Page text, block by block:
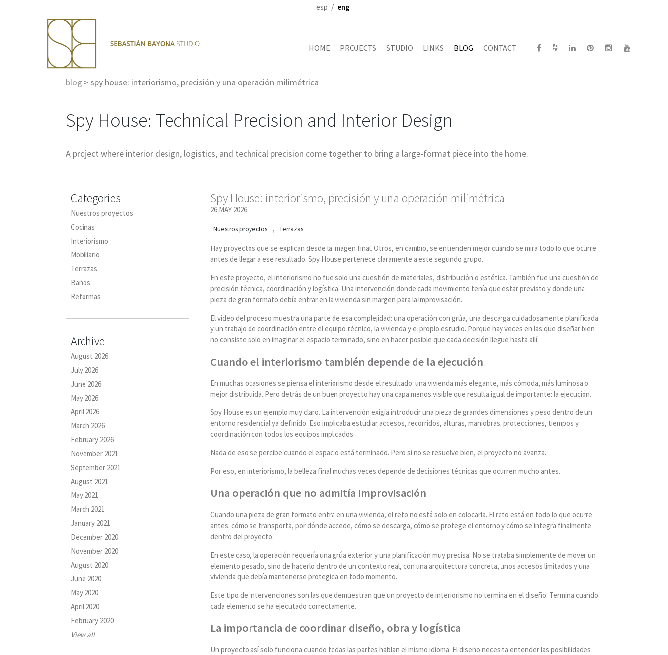
esp eng
HOME PROJECTS STUDIO LINKS BLOG CONTACT
blog >spy house: interiorismo, precisión y una operación milimétrica
Spy House: Technical Precision and Interior Design
A project where interior design, logistics, and technical precision come together to bring a large-format piece into the home.
Categories
Nuestros proyectos
Cocinas
Interiorismo
Mobiliario
Terrazas
Baños
Reformas
Archive
August 2026
July 2026
June 2026
May 2026
April 2026
March 2026
February 2026
November 2021
September 2021
August 2021
May 2021
March 2021
January 2021
December 2020
November 2020
August 2020
June 2020
May 2020
April 2020
February 2020
View all
Spy House: interiorismo, precisión y una operación milimétrica
26 MAY 2026
Nuestros proyectos , Terrazas
Hay proyectos que se explican desde la imagen final. Otros, en cambio, se entienden mejor cuando se mira todo lo que ocurre
antes de llegar a ese resultado. Spy House pertenece claramente a este segundo grupo.
En este proyecto, el interiorismo no fue solo una cuestión de materiales, distribución o estética. También fue una cuestión de
precisión técnica, coordinación y logística. Una intervención donde cada movimiento tenía que estar previsto y donde una
pieza de gran formato debía entrar en la vivienda sin margen para la improvisación.
El vídeo del proceso muestra una parte de esa complejidad: una operación con grúa, una descarga cuidadosamente planificada
y un trabajo de coordinación entre el equipo técnico, la vivienda y el propio estudio. Porque hay veces en las que diseñar bien
no consiste solo en imaginar el espacio terminado, sino en hacer posible que cada decisión llegue hasta allí.
Cuando el interiorismo también depende de la ejecución
En muchas ocasiones se piensa el interiorismo desde el resultado: una vivienda más elegante, más cómoda, más luminosa o
mejor distribuida. Pero detrás de un buen proyecto hay una capa menos visible que resulta igual de importante: la ejecución.
Spy House es un ejemplo muy claro. La intervención exigía introducir una pieza de grandes dimensiones y peso dentro de un
entorno residencial ya definido. Eso implicaba estudiar accesos, recorridos, alturas, maniobras, protecciones, tiempos y
coordinación con todos los equipos implicados.
Nada de eso se percibe cuando el espacio está terminado. Pero si no se resuelve bien, el proyecto no avanza.
Por eso, en interiorismo, la belleza final muchas veces depende de decisiones técnicas que ocurren mucho antes.
Una operación que no admitía improvisación
Cuando una pieza de gran formato entra en una vivienda, el reto no está solo en colocarla. El reto está en todo lo que ocurre
antes: cómo se transporta, por dónde accede, cómo se descarga, cómo se protege el entorno y cómo se integra finalmente
dentro del proyecto.
En este caso, la operación requería una grúa exterior y una planificación muy precisa. No se trataba simplemente de mover un
elemento pesado, sino de hacerlo dentro de un contexto real, con una arquitectura concreta, unos accesos limitados y una
vivienda que debía mantenerse protegida en todo momento.
Este tipo de intervenciones son las que demuestran que un proyecto de interiorismo no termina en el diseño. Termina cuando
cada elemento se ha ejecutado correctamente.
La importancia de coordinar diseño, obra y logística
Un proyecto así solo funciona cuando todas las partes hablan el mismo idioma. El diseño necesita entender las posibilidades